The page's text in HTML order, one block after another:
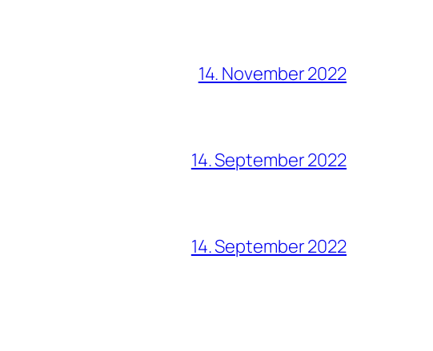
14. November 2022
14. September 2022
14. September 2022